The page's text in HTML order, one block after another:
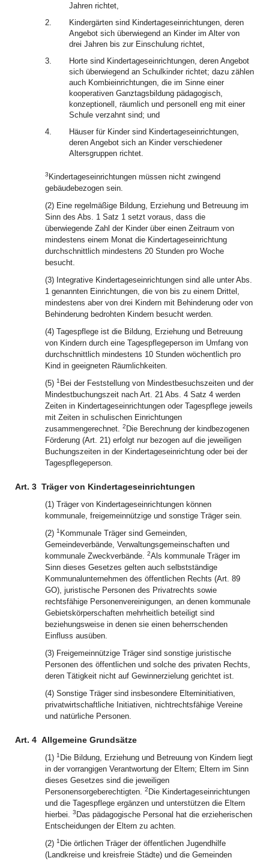
Jahren richtet,
2.
Kindergärten sind Kindertageseinrichtungen, deren
Angebot sich überwiegend an Kinder im Alter von
drei Jahren bis zur Einschulung richtet,
3.
Horte sind Kindertageseinrichtungen, deren Angebot
sich überwiegend an Schulkinder richtet; dazu zählen
auch Kombieinrichtungen, die im Sinne einer
kooperativen Ganztagsbildung pädagogisch,
konzeptionell, räumlich und personell eng mit einer
Schule verzahnt sind; und
4.
Häuser für Kinder sind Kindertageseinrichtungen,
deren Angebot sich an Kinder verschiedener
Altersgruppen richtet.
3 Kindertageseinrichtungen müssen nicht zwingend
gebäudebezogen sein.
(2) Eine regelmäßige Bildung, Erziehung und Betreuung im
Sinn des Abs. 1 Satz 1 setzt voraus, dass die
überwiegende Zahl der Kinder über einen Zeitraum von
mindestens einem Monat die Kindertageseinrichtung
durchschnittlich mindestens 20 Stunden pro Woche
besucht.
(3) Integrative Kindertageseinrichtungen sind alle unter Abs.
1 genannten Einrichtungen, die von bis zu einem Drittel,
mindestens aber von drei Kindern mit Behinderung oder von
Behinderung bedrohten Kindern besucht werden.
(4) Tagespflege ist die Bildung, Erziehung und Betreuung
von Kindern durch eine Tagespflegeperson im Umfang von
durchschnittlich mindestens 10 Stunden wöchentlich pro
Kind in geeigneten Räumlichkeiten.
(5) 1 Bei der Feststellung von Mindestbesuchszeiten und der
Mindestbuchungszeit nach Art. 21 Abs. 4 Satz 4 werden
Zeiten in Kindertageseinrichtungen oder Tagespflege jeweils
mit Zeiten in schulischen Einrichtungen
zusammengerechnet. 2 Die Berechnung der kindbezogenen
Förderung (Art. 21) erfolgt nur bezogen auf die jeweiligen
Buchungszeiten in der Kindertageseinrichtung oder bei der
Tagespflegeperson.
Art. 3 Träger von Kindertageseinrichtungen
(1) Träger von Kindertageseinrichtungen können
kommunale, freigemeinnützige und sonstige Träger sein.
(2) 1 Kommunale Träger sind Gemeinden,
Gemeindeverbände, Verwaltungsgemeinschaften und
kommunale Zweckverbände. 2Als kommunale Träger im
Sinn dieses Gesetzes gelten auch selbstständige
Kommunalunternehmen des öffentlichen Rechts (Art. 89
GO), juristische Personen des Privatrechts sowie
rechtsfähige Personenvereinigungen, an denen kommunale
Gebietskörperschaften mehrheitlich beteiligt sind
beziehungsweise in denen sie einen beherrschenden
Einfluss ausüben.
(3) Freigemeinnützige Träger sind sonstige juristische
Personen des öffentlichen und solche des privaten Rechts,
deren Tätigkeit nicht auf Gewinnerzielung gerichtet ist.
(4) Sonstige Träger sind insbesondere Elterninitiativen,
privatwirtschaftliche Initiativen, nichtrechtsfähige Vereine
und natürliche Personen.
Art. 4 Allgemeine Grundsätze
(1) 1 Die Bildung, Erziehung und Betreuung von Kindern liegt
in der vorrangigen Verantwortung der Eltern; Eltern im Sinn
dieses Gesetzes sind die jeweiligen
Personensorgeberechtigten. 2 Die Kindertageseinrichtungen
und die Tagespflege ergänzen und unterstützen die Eltern
hierbei. 3 Das pädagogische Personal hat die erzieherischen
Entscheidungen der Eltern zu achten.
(2) 1 Die örtlichen Träger der öffentlichen Jugendhilfe
(Landkreise und kreisfreie Städte) und die Gemeinden